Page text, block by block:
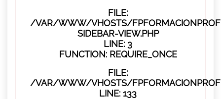
FILE:
/VAR/WWW/VHOSTS/
SIDEBAR-VIEW.PHP
LINE: 3
FUNCTION: REQUIRE_ONCE
FILE:
/VAR/WWW/VHOSTS/
LINE: 133